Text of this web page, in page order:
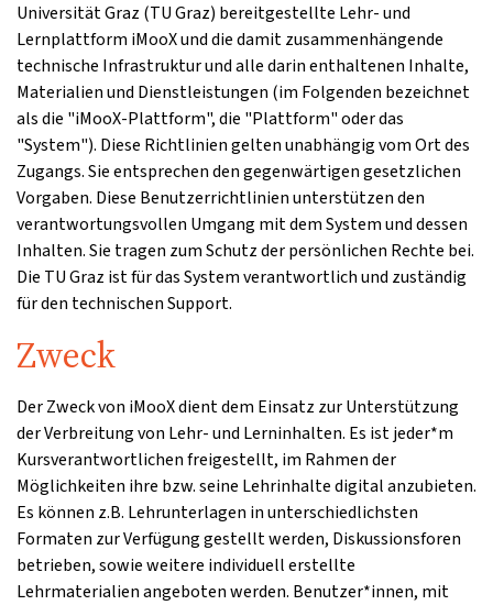
Universität Graz (TU Graz) bereitgestellte Lehr- und
Lernplattform iMooX und die damit zusammenhängende
technische Infrastruktur und alle darin enthaltenen Inhalte,
Materialien und Dienstleistungen (im Folgenden bezeichnet
als die "iMooX-Plattform", die "Plattform" oder das
"System"). Diese Richtlinien gelten unabhängig vom Ort des
Zugangs. Sie entsprechen den gegenwärtigen gesetzlichen
Vorgaben. Diese Benutzerrichtlinien unterstützen den
verantwortungsvollen Umgang mit dem System und dessen
Inhalten. Sie tragen zum Schutz der persönlichen Rechte bei.
Die TU Graz ist für das System verantwortlich und zuständig
für den technischen Support.
Zweck
Der Zweck von iMooX dient dem Einsatz zur Unterstützung
der Verbreitung von Lehr- und Lerninhalten. Es ist jeder*m
Kursverantwortlichen freigestellt, im Rahmen der
Möglichkeiten ihre bzw. seine Lehrinhalte digital anzubieten.
Es können z.B. Lehrunterlagen in unterschiedlichsten
Formaten zur Verfügung gestellt werden, Diskussionsforen
betrieben, sowie weitere individuell erstellte
Lehrmaterialien angeboten werden. Benutzer*innen, mit